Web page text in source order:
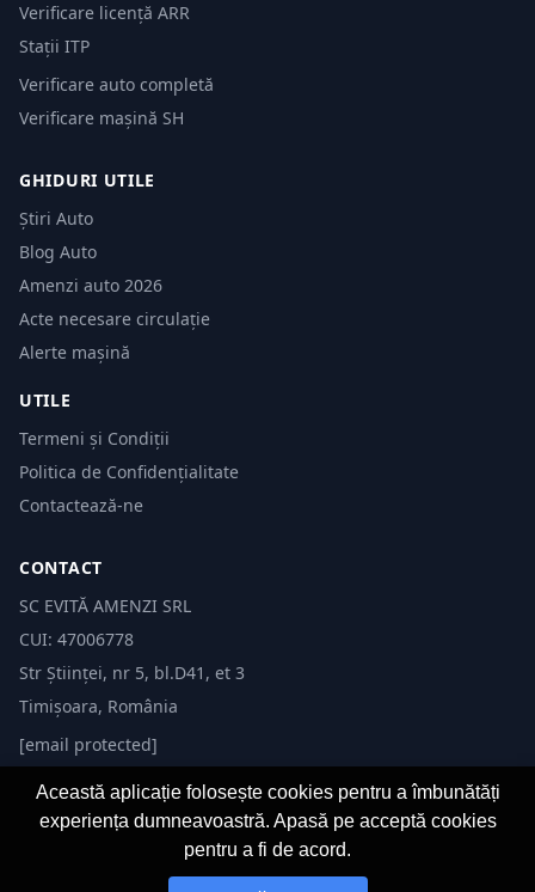
Verificare licență ARR
Stații ITP
Verificare auto completă
Verificare mașină SH
GHIDURI UTILE
Știri Auto
Blog Auto
Amenzi auto 2026
Acte necesare circulație
Alerte mașină
UTILE
Termeni și Condiții
Politica de Confidențialitate
Contactează-ne
CONTACT
SC EVITĂ AMENZI SRL
CUI: 47006778
Str Științei, nr 5, bl.D41, et 3
Timișoara, România
[email protected]
© 2026 Evită Amenzi. Toate drepturile rezervate. Dezvoltat de
Această aplicație folosește cookies pentru a îmbunătăți
experiența dumneavoastră. Apasă pe acceptă cookies
pentru a fi de acord.